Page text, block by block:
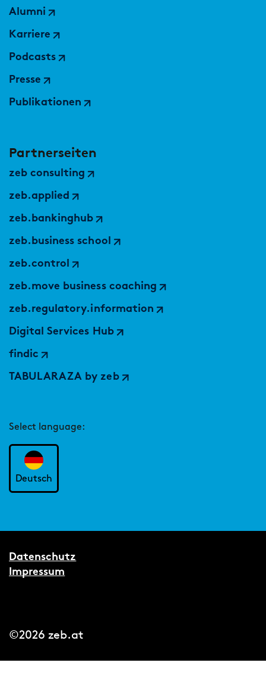
Alumni
Karriere
Podcasts
Presse
Publikationen
Partnerseiten
zeb consulting
zeb.applied
zeb.bankinghub
zeb.business school
zeb.control
zeb.move business coaching
zeb.regulatory.information
Digital Services Hub
findic
TABULARAZA by zeb
Select language:
Deutsch
©2026 zeb.at
Datenschutz
Impressum